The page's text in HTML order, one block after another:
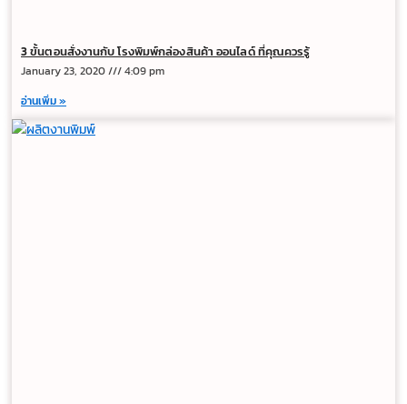
3 ขั้นตอนสั่งงานกับ โรงพิมพ์กล่องสินค้า ออนไลด์ ที่คุณควรรู้
January 23, 2020
4:09 pm
อ่านเพิ่ม »